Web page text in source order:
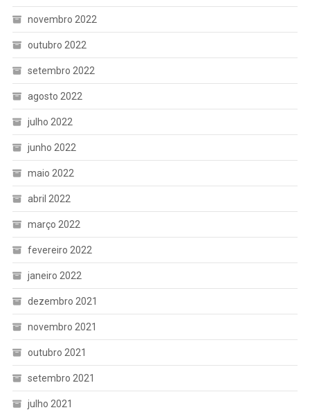
novembro 2022
outubro 2022
setembro 2022
agosto 2022
julho 2022
junho 2022
maio 2022
abril 2022
março 2022
fevereiro 2022
janeiro 2022
dezembro 2021
novembro 2021
outubro 2021
setembro 2021
julho 2021